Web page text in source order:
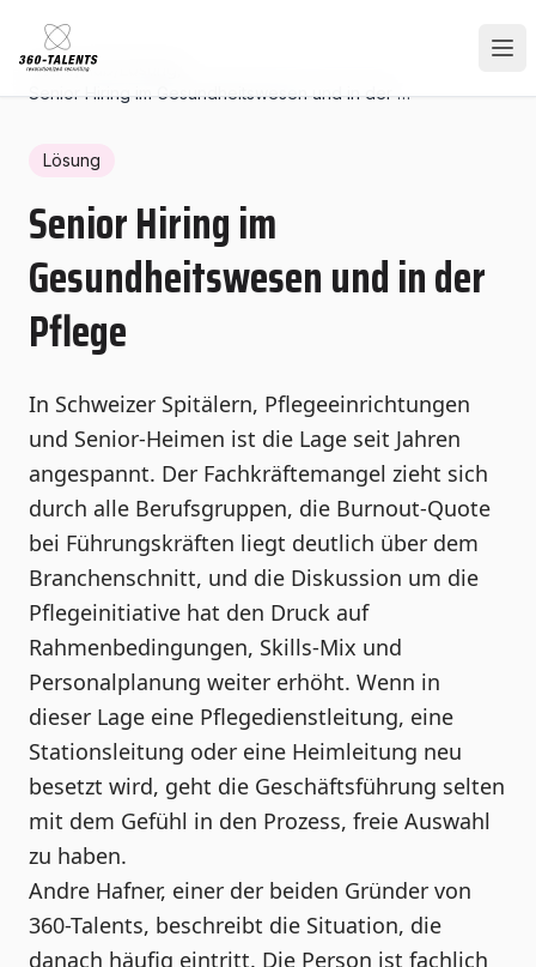
Home/Hub
Senior Hiring im Gesundheitswesen und in der Pflege
Lösung
Senior Hiring im
Gesundheitswesen und in der
Pflege
In Schweizer Spitälern, Pflegeeinrichtungen
und Senior-Heimen ist die Lage seit Jahren
angespannt. Der Fachkräftemangel zieht sich
durch alle Berufsgruppen, die Burnout-Quote
bei Führungskräften liegt deutlich über dem
Branchenschnitt, und die Diskussion um die
Pflegeinitiative hat den Druck auf
Rahmenbedingungen, Skills-Mix und
Personalplanung weiter erhöht. Wenn in
dieser Lage eine Pflegedienstleitung, eine
Stationsleitung oder eine Heimleitung neu
besetzt wird, geht die Geschäftsführung selten
mit dem Gefühl in den Prozess, freie Auswahl
zu haben.
Andre Hafner, einer der beiden Gründer von
360-Talents, beschreibt die Situation, die
danach häufig eintritt. Die Person ist fachlich